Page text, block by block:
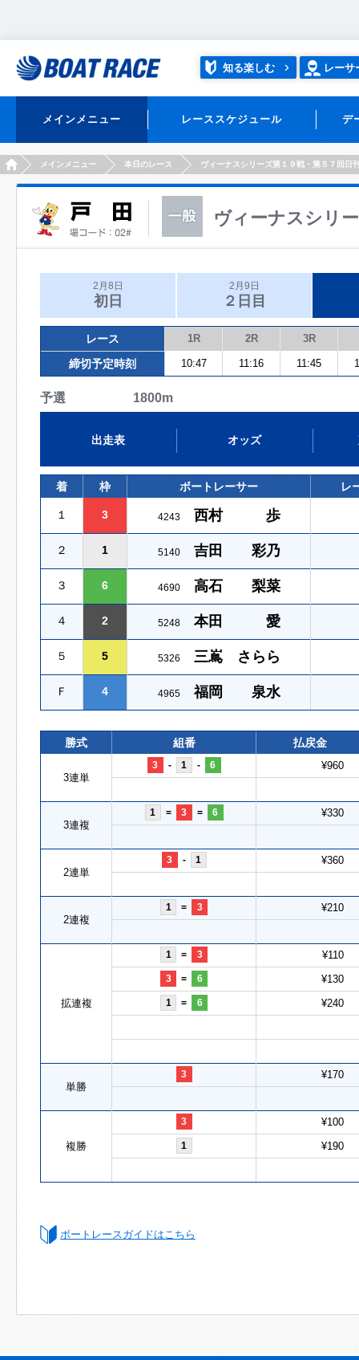
知る楽しむ レーサ
メインメニュー レーススケジュール デ
HOMEメインメニュー 本日のレース ヴィーナスシリーズ第１９戦・第５７回日
ヴィーナスシリ
2月8日
初日
2月9日
２日目
レース 1R 2R 3R
締切予定時刻 10:47 11:16 11:45
予選 1800m
出走表 オッズ
着 枠 ボートレーサー レ
１ 3 4243 西村 歩
２ 1 5140 吉田 彩乃
３ 6 4690 高石 梨菜
４ 2 5248 本田 愛
５ 5 5326 三嶌 さらら
Ｆ 4 4965 福岡 泉水
勝式 組番 払戻金
3連単
3 - 1 - 6 ¥960
3連複
1 = 3 = 6 ¥330
2連単
3 - 1 ¥360
2連複
1 = 3 ¥210
拡連複
1 = 3 ¥110
3 = 6 ¥130
1 = 6 ¥240
単勝
3 ¥170
複勝
3 ¥100
1 ¥190
ボートレースガイドはこちら